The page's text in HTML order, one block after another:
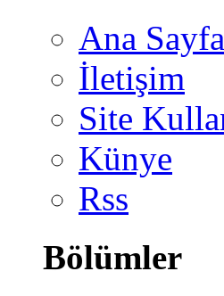
Ana Sayfa
İletişim
Site
Künye
Rss
Bölümler